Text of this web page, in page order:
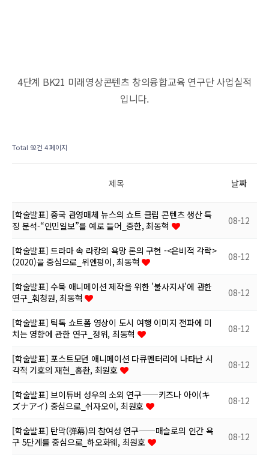
4단계 BK21 미래영상콘텐츠 창의융합교육 연구단 사업실적
입니다.
Total 92건 4 페이지
제목 날짜
[학술발표] 중국 관영매체 뉴스의 쇼트 클립 콘텐츠 생산 특
징 분석-“인민일보”를 예로 들어_중한, 최동혁
08-12
[학술발표] 드라마 속 라캉의 욕망 론의 구현 -<은비적 각락>
(2020)을 중심으로_위엔펑이, 최동혁
08-12
[학술발표] 수묵 애니메이션 제작을 위한 '불사지사'에 관한
연구_훠청원, 최동혁
08-12
[학술발표] 틱톡 쇼트폼 영상이 도시 여행 이미지 전파에 미
치는 영향에 관한 연구_정위, 최동혁
08-12
[학술발표] 포스트모던 애니메이션 다큐멘터리에 나타난 시
각적 기호의 재현_홍촨, 최원호
08-12
[학술발표] 브이튜버 성우의 소외 연구——키즈나 아이(キ
ズナアイ) 중심으로_쉬자오이, 최원호
08-12
[학술발표] 탄막(弹幕)의 참여성 연구——매슬로의 인간 욕
구 5단계를 중심으로_하오화웨, 최원호
08-12